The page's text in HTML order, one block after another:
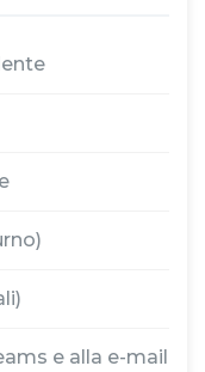
e alla e-mail